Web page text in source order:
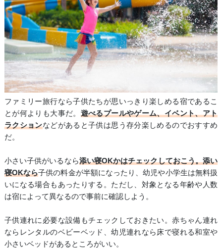
ファミリー旅行なら子供たちが思いっきり楽しめる宿であるこ
とが何よりも大事だ。 遊べるプールやゲーム、イベント、アト
ラクションなどがあると子供は思う存分楽しめるのでおすすめ
だ。
小さい子供がいるなら添い寝OKかはチェックしておこう。添い
寝OKなら子供の料金が半額になったり、幼児や小学生は無料扱
いになる場合もあったりする。ただし、対象となる年齢や人数
は宿によって異なるので事前に確認しよう。
子供連れに必要な設備もチェックしておきたい。赤ちゃん連れ
ならレンタルのベビーベッド、幼児連れなら床で寝れる和室や
小さいベッドがあるところがいい。